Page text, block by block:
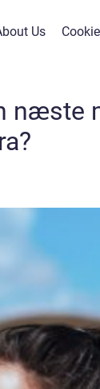
Us
næste